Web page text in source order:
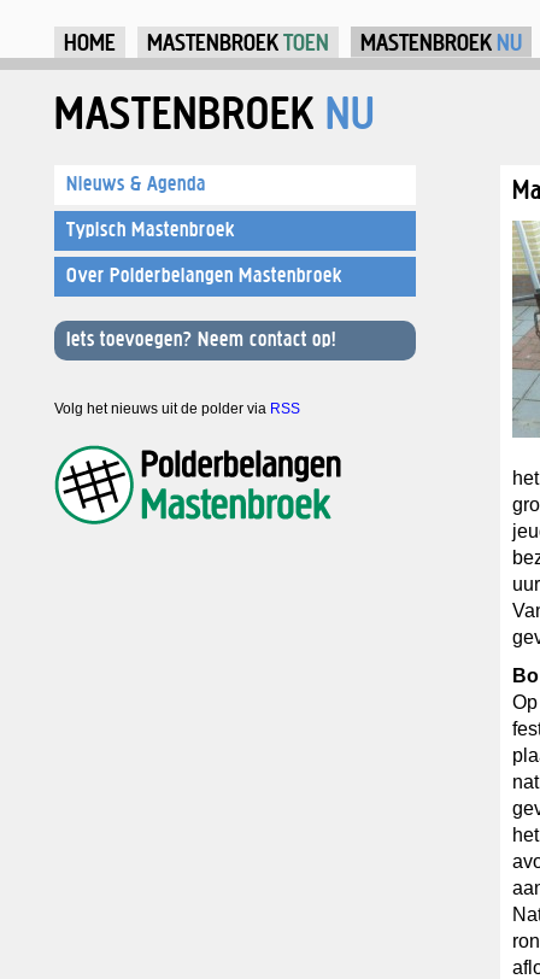
HOME MASTENBROEKTOEN MASTENBROEK NU
MASTENBROEK NU
Nieuws & Agenda
Typisch Mastenbroek
Over Polderbelangen Mastenbroek
Iets toevoegen? Neem contact op!
Volg het nieuws uit de polder via RSS